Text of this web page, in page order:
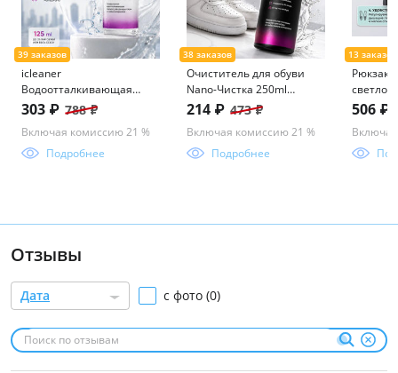
icleaner
Водоотталкивающая
пропитка Aqua shield 125
303 ₽ 788 ₽
Включая комиссию 21 %
Подробнее
Очиститель для обуви
Nano-Чистка 250ml
icleaner
214 ₽ 473 ₽
Включая комиссию 21 %
Подробнее
Рюкзак
светло-
506 ₽
Отзывы
Дата с фото (0)